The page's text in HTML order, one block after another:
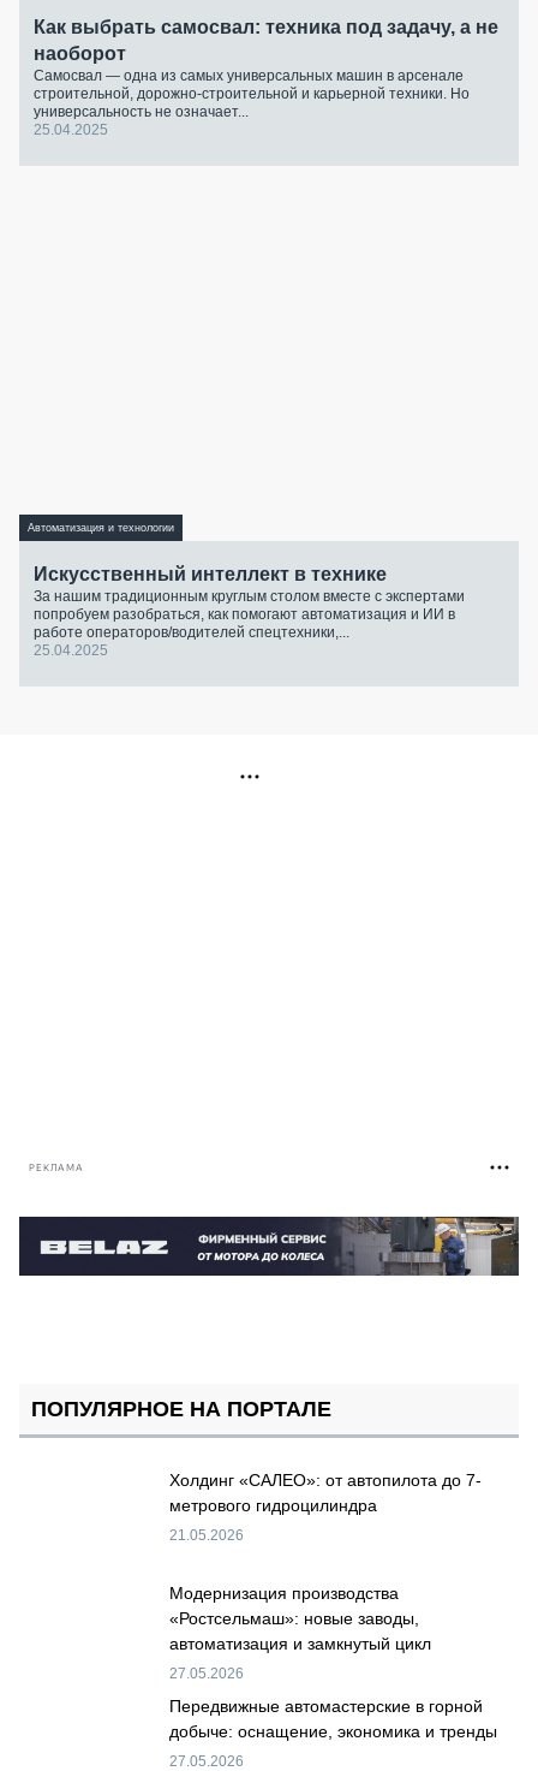
Как выбрать самосвал: техника под задачу, а не
наоборот
Самосвал — одна из самых универсальных машин в арсенале
строительной, дорожно-строительной и карьерной техники. Но
универсальность не означает...
25.04.2025
Автоматизация и технологии
Искусственный интеллект в технике
За нашим традиционным круглым столом вместе с экспертами
попробуем разобраться, как помогают автоматизация и ИИ в
работе операторов/водителей спецтехники,...
25.04.2025
РЕКЛАМА
ПОПУЛЯРНОЕ НА ПОРТАЛЕ
Холдинг «САЛЕО»: от автопилота до 7-
метрового гидроцилиндра
21.05.2026
Модернизация производства
«Ростсельмаш»: новые заводы,
автоматизация и замкнутый цикл
27.05.2026
Передвижные автомастерские в горной
добыче: оснащение, экономика и тренды
27.05.2026